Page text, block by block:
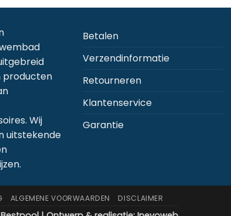
variaties.
gekozen
worden
productpagina
producten
Wij
uitstekende
Betalen
Verzendinformatie
Retourneren
Klantenservice
Garantie
ALGEMENE VOORWAARDEN DISCLAIMER